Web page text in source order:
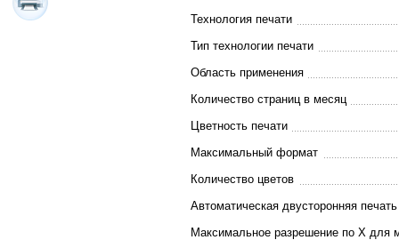
Технология печати
Тип технологии печати
Область применения
Количество страниц в месяц
Цветность печати
Максимальный формат
Количество цветов
Автоматическая двусторонняя печать
Максимальное разрешение по X для